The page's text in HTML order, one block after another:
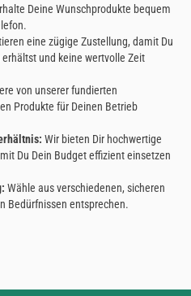
Deine Wunschprodukte bequem
eine zügige Zustellung, damit Du
und keine wertvolle Zeit
von unserer fundierten
Produkte für Deinen Betrieb
Wir bieten Dir hochwertige
Du Dein Budget effizient einsetzen
Wähle aus verschiedenen, sicheren
Bedürfnissen entsprechen.